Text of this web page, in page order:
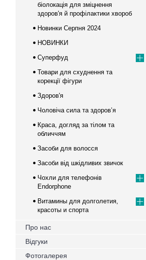
біолокація для зміцнення
здоров'я й профілактики хвороб
Новинки Серпня 2024
НОВИНКИ
Суперфуд
Товари для схуднення та
корекції фігури
Здоров'я
Чоловіча сила та здоров’я
Краса, догляд за тілом та
обличчям
Засоби для волосся
Засоби від шкідливих звичок
Чохли для телефонів
Endorphone
Витамины для долголетия,
красоты и спорта
Про нас
Відгуки
Фотогалерея